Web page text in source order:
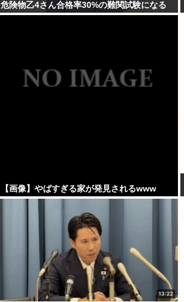
危険物乙4さん合格率30%の難関試験になる
【画像】やばすぎる家が発見されるwww